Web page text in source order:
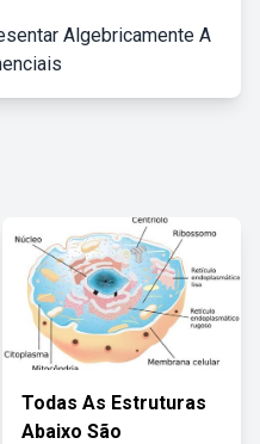
Algebricamente A
Todas As Estruturas
Abaixo São